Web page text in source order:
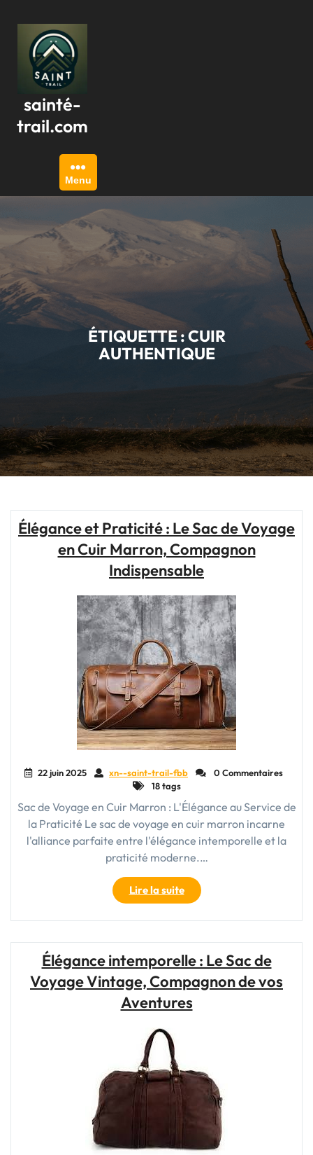
contenu
sainté-
trail.com
Menu
ÉTIQUETTE :CUIR
AUTHENTIQUE
Élégance et Praticité : Le Sac de Voyage
en Cuir Marron, Compagnon
Indispensable
22 juin 2025 xn--saint-trail-fbb
0 Commentaires
18 tags
Sac de Voyage en Cuir Marron : L'Élégance au Service de
la Praticité Le sac de voyage en cuir marron incarne
l'alliance parfaite entre l'élégance intemporelle et la
praticité moderne.…
Lire la suite"Élégance
et
Praticité
Sac
de
Voyage
en
Indispensable"
Élégance intemporelle : Le Sac de
Voyage Vintage, Compagnon de vos
Aventures